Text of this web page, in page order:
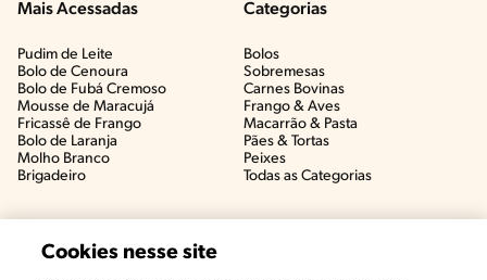
Mais Acessadas
Pudim de Leite
Bolo de Cenoura
Bolo de Fubá Cremoso
Mousse de Maracujá
Fricassê de Frango
Bolo de Laranja
Molho Branco
Brigadeiro
Categorias
Bolos
Sobremesas
Carnes Bovinas​
Frango & Aves​
Macarrão & Pasta​
Pães & Tortas​
Peixes
Todas as Categorias
Cookies nesse site